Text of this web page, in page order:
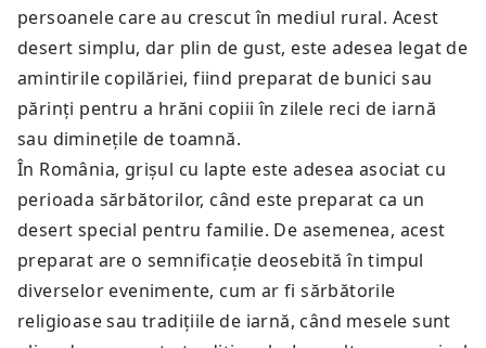
persoanele care au crescut în mediul rural. Acest
desert simplu, dar plin de gust, este adesea legat de
amintirile copilăriei, fiind preparat de bunici sau
părinți pentru a hrăni copiii în zilele reci de iarnă
sau diminețile de toamnă.
În România, grișul cu lapte este adesea asociat cu
perioada sărbătorilor, când este preparat ca un
desert special pentru familie. De asemenea, acest
preparat are o semnificație deosebită în timpul
diverselor evenimente, cum ar fi sărbătorile
religioase sau tradițiile de iarnă, când mesele sunt